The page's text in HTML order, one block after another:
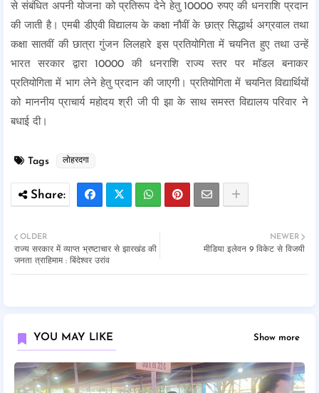
से संबंधित अपनी योजना को प्रतिरूप देने हेतु 10000 रुपए की धनराशि प्रदान
की जाती है। एमबी डीएवी विद्यालय के कक्षा नौवीं के छात्र सिद्धार्थ अग्रवाल तथा
कक्षा सातवीं की छात्रा गुंजन लिलहारे इस प्रतियोगिता में चयनित हुए तथा उन्हें
भारत सरकार द्वारा 10000 की धनराशि राज्य स्तर पर मॉडल बनाकर
प्रतियोगिता में भाग लेने हेतु प्रदान की जाएगी। प्रतियोगिता में चयनित विद्यार्थियों
को माननीय प्राचार्य महोदय श्री जी पी झा के साथ समस्त विद्यालय परिवार ने
बधाई दी।
Tags लोहरदगा
NEWER
मीडिया इलेवन 9 विकेट से विजयी
OLDER
राज्य सरकार में व्याप्त भ्रष्टाचार से झारखंड की
जनता त्राहिमाम : बिंदेश्वर उरांव
YOU MAY LIKE Show more